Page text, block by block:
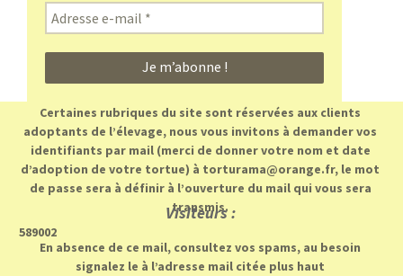
Adresse
e-
mail
Certaines rubriques du site sont réservées aux clients
adoptants de l’élevage, nous vous invitons à demander vos
identifiants par mail (merci de donner votre nom et date
d’adoption de votre tortue) à torturama@orange.fr, le mot
de passe sera à définir à l’ouverture du mail qui vous sera
transmis.
En absence de ce mail, consultez vos spams, au besoin
signalez le à l’adresse mail citée plus haut
Visiteurs :
589002